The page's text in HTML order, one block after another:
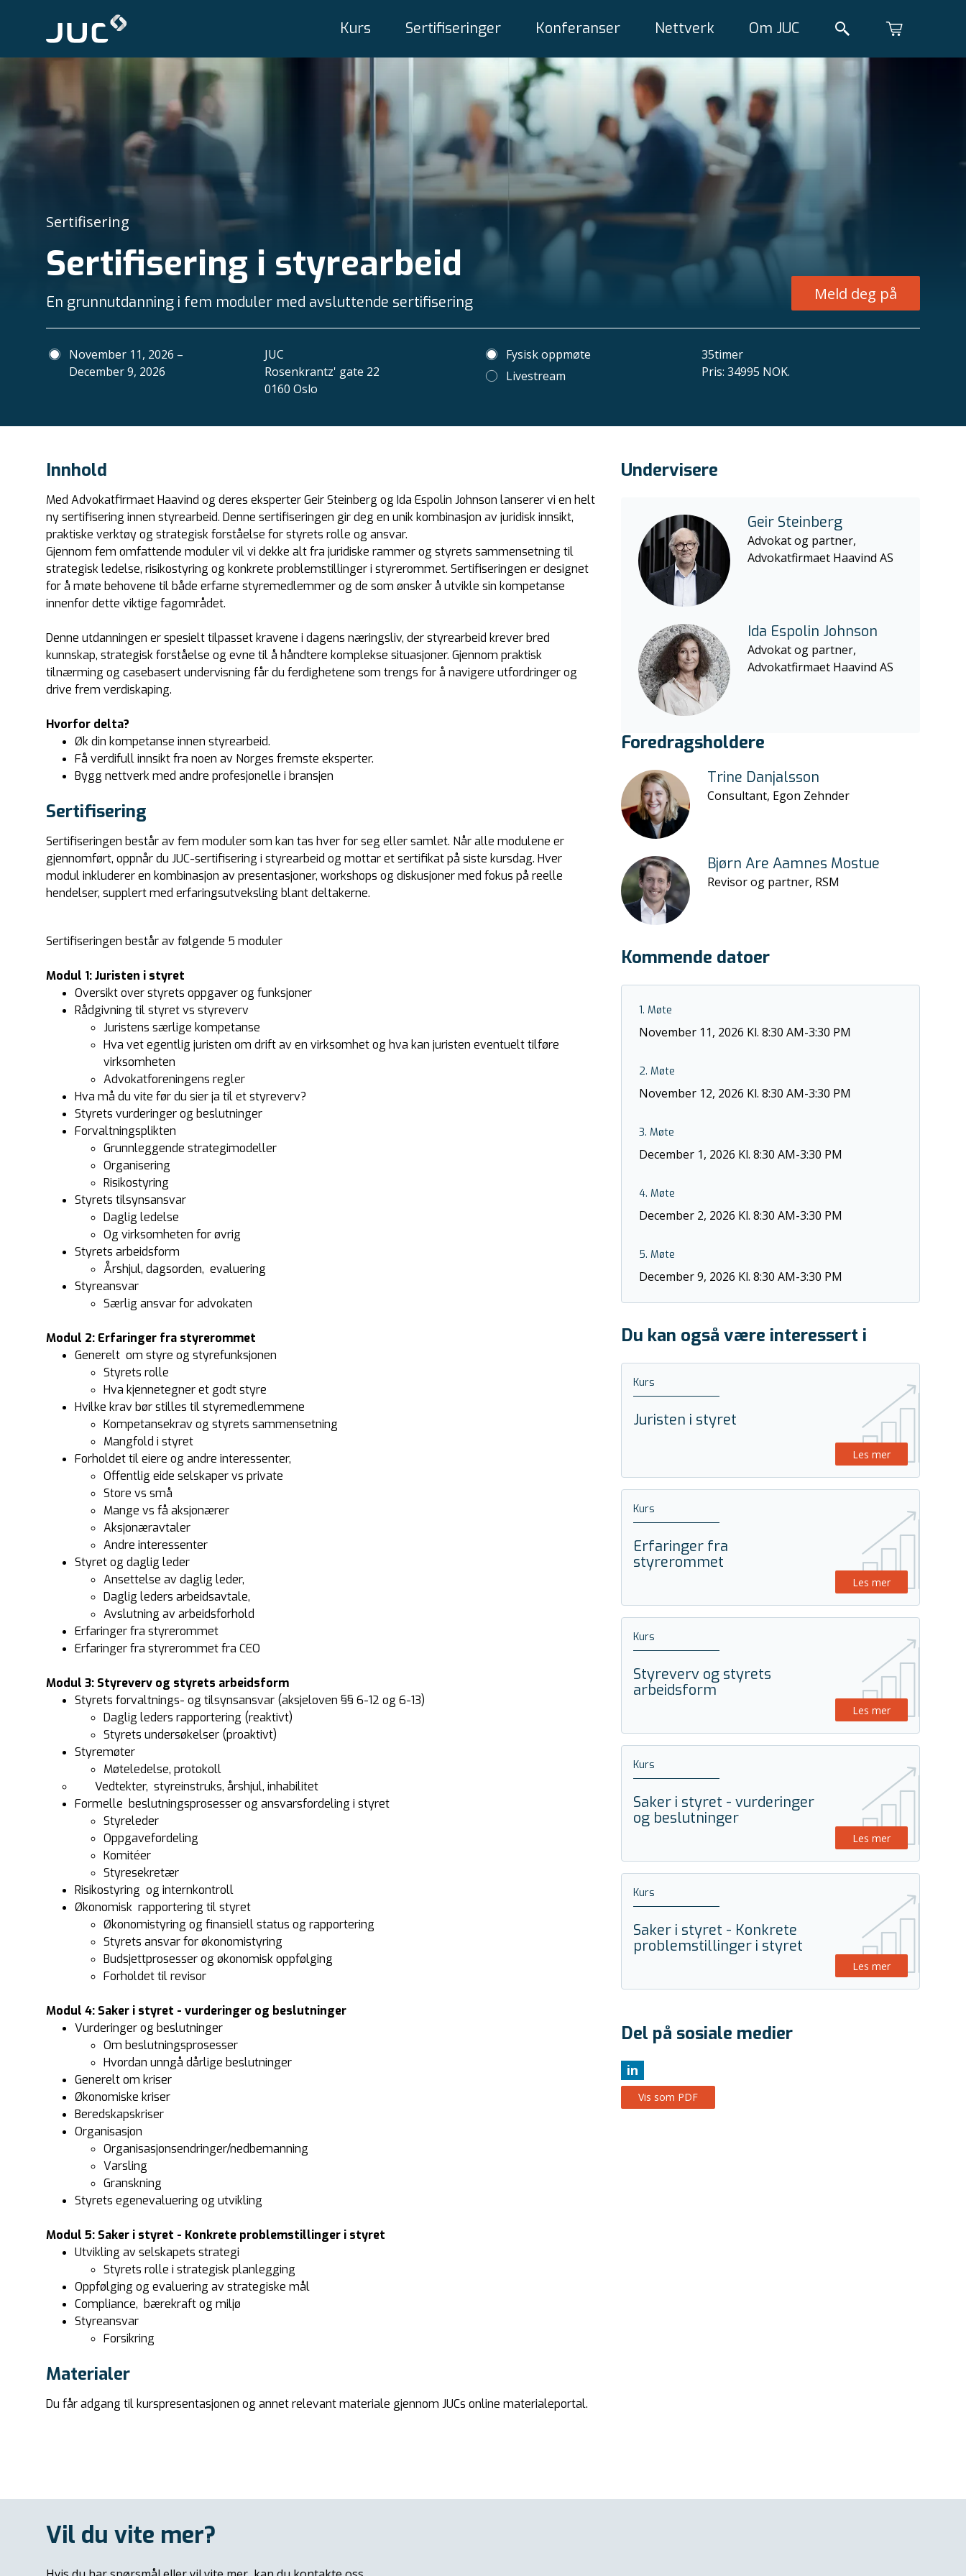
Kurs Sertifiseringer Konferanser Nettverk Om JUC
Sertifisering
Sertifisering i styrearbeid
En grunnutdanning i fem moduler med avsluttende sertifisering Meld deg på
November 11, 2026 –
December 9, 2026
JUC
Rosenkrantz' gate 22
0160 Oslo
Fysisk oppmøte
Livestream
35timer
Pris: 34995 NOK.
Undervisere
Geir Steinberg
Advokat og partner,
Advokatfirmaet Haavind AS
Ida Espolin Johnson
Advokat og partner,
Advokatfirmaet Haavind AS
Foredragsholdere
Trine Danjalsson
Consultant, Egon Zehnder
Bjørn Are Aamnes Mostue
Revisor og partner, RSM
Kommende datoer
1. Møte
November 11, 2026 Kl. 8:30 AM-3:30 PM
2. Møte
November 12, 2026 Kl. 8:30 AM-3:30 PM
3. Møte
December 1, 2026 Kl. 8:30 AM-3:30 PM
4. Møte
December 2, 2026 Kl. 8:30 AM-3:30 PM
5. Møte
December 9, 2026 Kl. 8:30 AM-3:30 PM
Du kan også være interessert i
Kurs
Juristen i styret
Les mer
Kurs
Erfaringer fra
styrerommet
Les mer
Kurs
Styreverv og styrets
arbeidsform
Les mer
Kurs
Saker i styret - vurderinger
og beslutninger
Les mer
Kurs
Saker i styret - Konkrete
problemstillinger i styret
Les mer
Del på sosiale medier
in
Vis som PDF
Innhold
Med Advokatfirmaet Haavind og deres eksperter Geir Steinberg og Ida Espolin Johnson lanserer vi en helt
ny sertifisering innen styrearbeid. Denne sertifiseringen gir deg en unik kombinasjon av juridisk innsikt,
praktiske verktøy og strategisk forståelse for styrets rolle og ansvar.
Gjennom fem omfattende moduler vil vi dekke alt fra juridiske rammer og styrets sammensetning til
strategisk ledelse, risikostyring og konkrete problemstillinger i styrerommet. Sertifiseringen er designet
for å møte behovene til både erfarne styremedlemmer og de som ønsker å utvikle sin kompetanse
innenfor dette viktige fagområdet.
Denne utdanningen er spesielt tilpasset kravene i dagens næringsliv, der styrearbeid krever bred
kunnskap, strategisk forståelse og evne til å håndtere komplekse situasjoner. Gjennom praktisk
tilnærming og casebasert undervisning får du ferdighetene som trengs for å navigere utfordringer og
drive frem verdiskaping.
Hvorfor delta?
Øk din kompetanse innen styrearbeid.
Få verdifull innsikt fra noen av Norges fremste eksperter.
Bygg nettverk med andre profesjonelle i bransjen
Sertifisering
Sertifiseringen består av fem moduler som kan tas hver for seg eller samlet. Når alle modulene er
gjennomført, oppnår du JUC-sertifisering i styrearbeid og mottar et sertifikat på siste kursdag. Hver
modul inkluderer en kombinasjon av presentasjoner, workshops og diskusjoner med fokus på reelle
hendelser, supplert med erfaringsutveksling blant deltakerne.
Sertifiseringen består av følgende 5 moduler
Modul 1: Juristen i styret
Oversikt over styrets oppgaver og funksjoner
Rådgivning til styret vs styreverv
Juristens særlige kompetanse
Hva vet egentlig juristen om drift av en virksomhet og hva kan juristen eventuelt tilføre
virksomheten
Advokatforeningens regler
Hva må du vite før du sier ja til et styreverv?
Styrets vurderinger og beslutninger
Forvaltningsplikten
Grunnleggende strategimodeller
Organisering
Risikostyring
Styrets tilsynsansvar
Daglig ledelse
Og virksomheten for øvrig
Styrets arbeidsform
Årshjul, dagsorden, evaluering
Styreansvar
Særlig ansvar for advokaten
Modul 2: Erfaringer fra styrerommet
Generelt om styre og styrefunksjonen
Styrets rolle
Hva kjennetegner et godt styre
Hvilke krav bør stilles til styremedlemmene
Kompetansekrav og styrets sammensetning
Mangfold i styret
Forholdet til eiere og andre interessenter,
Offentlig eide selskaper vs private
Store vs små
Mange vs få aksjonærer
Aksjonæravtaler
Andre interessenter
Styret og daglig leder
Ansettelse av daglig leder,
Daglig leders arbeidsavtale,
Avslutning av arbeidsforhold
Erfaringer fra styrerommet
Erfaringer fra styrerommet fra CEO
Modul 3: Styreverv og styrets arbeidsform
Styrets forvaltnings- og tilsynsansvar (aksjeloven §§ 6-12 og 6-13)
Daglig leders rapportering (reaktivt)
Styrets undersøkelser (proaktivt)
Styremøter
Møteledelse, protokoll
Vedtekter, styreinstruks, årshjul, inhabilitet
Formelle beslutningsprosesser og ansvarsfordeling i styret
Styreleder
Oppgavefordeling
Komitéer
Styresekretær
Risikostyring og internkontroll
Økonomisk rapportering til styret
Økonomistyring og finansiell status og rapportering
Styrets ansvar for økonomistyring
Budsjettprosesser og økonomisk oppfølging
Forholdet til revisor
Modul 4: Saker i styret - vurderinger og beslutninger
Vurderinger og beslutninger
Om beslutningsprosesser
Hvordan unngå dårlige beslutninger
Generelt om kriser
Økonomiske kriser
Beredskapskriser
Organisasjon
Organisasjonsendringer/nedbemanning
Varsling
Granskning
Styrets egenevaluering og utvikling
Modul 5: Saker i styret - Konkrete problemstillinger i styret
Utvikling av selskapets strategi
Styrets rolle i strategisk planlegging
Oppfølging og evaluering av strategiske mål
Compliance, bærekraft og miljø
Styreansvar
Forsikring
Materialer
Du får adgang til kurspresentasjonen og annet relevant materiale gjennom JUCs online materialeportal.
Vil du vite mer?